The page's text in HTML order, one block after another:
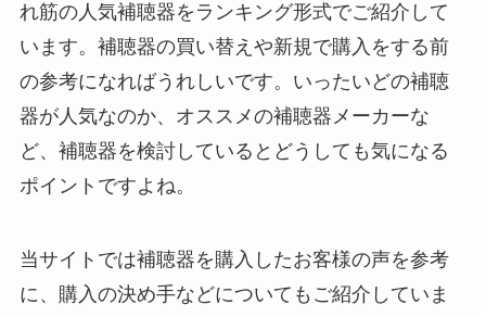
れ筋の人気補聴器をランキング形式でご紹介して
います。補聴器の買い替えや新規で購入をする前
の参考になればうれしいです。いったいどの補聴
器が人気なのか、オススメの補聴器メーカーな
ど、補聴器を検討しているとどうしても気になる
ポイントですよね。
当サイトでは補聴器を購入したお客様の声を参考
に、購入の決め手などについてもご紹介していま